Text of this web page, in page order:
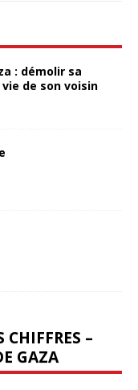
: démolir sa
de son voisin
CHIFFRES –
GAZA